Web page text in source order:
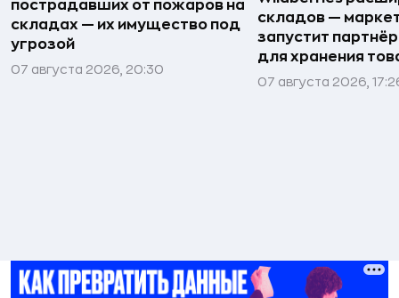
пострадавших от пожаров на
складах — их имущество под
угрозой
07 августа 2026, 20:30
складов —
запустит
для хранения
07 августа 2026,